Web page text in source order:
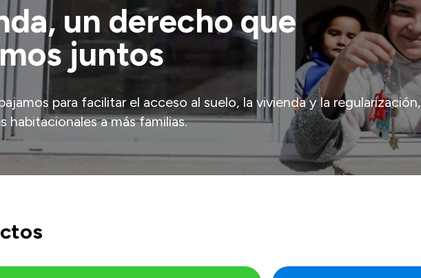
un derecho que
juntos
para facilitar el acceso al suelo, la vivienda y la regularización,
habitacionales a más familias.